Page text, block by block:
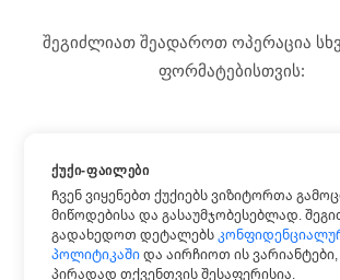
შეგიძლიათ შეადაროთ ოპერაცია
ფორმატებისთვის:
შეადარე DOC
შეადარე DOCX
შეადარე HTML
ᲥᲣᲥᲘ-ᲤᲐᲘᲚᲔᲑᲘ
Ჩვენ ვიყენებთ ქუქიებს ვიზიტორთა
მიწოდებისა და გასაუმჯობესებლად.
გადახედოთ დეტალებს
პოლიტიკაში და აირჩიოთ ის
პირადად თქვენთვის შესაფერისია.